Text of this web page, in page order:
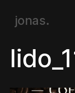
jonas.